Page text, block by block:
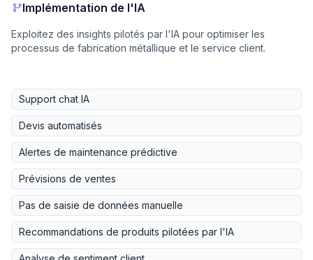
Implémentation de l'IA
Exploitez des insights pilotés par l'IA pour optimiser les
processus de fabrication métallique et le service client.
Support chat IA
Devis automatisés
Alertes de maintenance prédictive
Prévisions de ventes
Pas de saisie de données manuelle
Recommandations de produits pilotées par l'IA